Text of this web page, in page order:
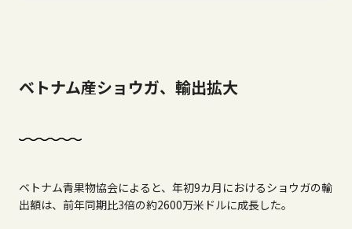
ベトナム産ショウガ、輸出拡大
ベトナム青果物協会によると、年初9カ月におけるショウガの輸
出額は、前年同期比3倍の約2600万米ドルに成長した。